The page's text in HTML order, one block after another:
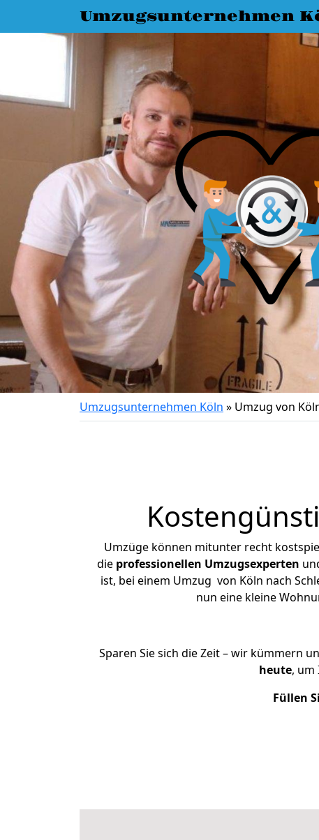
Umzugsunternehmen
Umzugsunternehmen Köln » Umzug von
Umzüge können mitunter recht
die professionellen Umzugsexperten
ist, bei einem Umzug von Köln nach
nun eine kleine
Sparen Sie sich die Zeit – wir kümmern
heute, um
Füllen